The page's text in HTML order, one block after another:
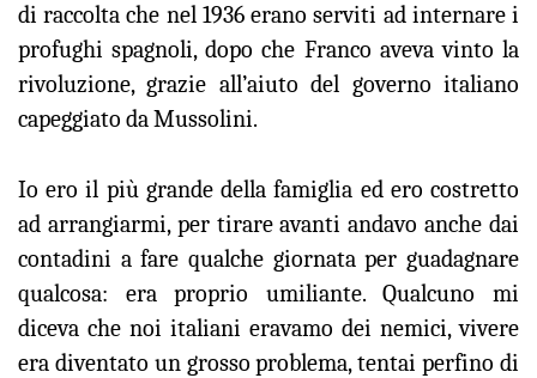
di raccolta che nel 1936 erano serviti ad internare i
profughi spagnoli, dopo che Franco aveva vinto la
rivoluzione, grazie all’aiuto del governo italiano
capeggiato da Mussolini.
Io ero il più grande della famiglia ed ero costretto
ad arrangiarmi, per tirare avanti andavo anche dai
contadini a fare qualche giornata per guadagnare
qualcosa: era proprio umiliante. Qualcuno mi
diceva che noi italiani eravamo dei nemici, vivere
era diventato un grosso problema, tentai perfino di